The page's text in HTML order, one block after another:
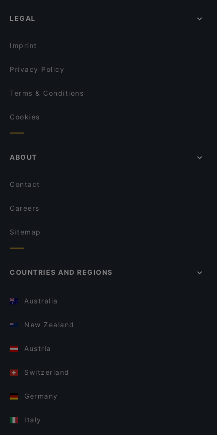
Mak Mixology
I Corrieri Cocktail Bar & Sushi
La Tavernetta del Vicoletto
Dog-friendly Restaurants in Palermo
LEGAL
Imprint
Privacy Policy
Terms & Conditions
Cookies
ABOUT
Contact
Careers
Sitemap
COUNTRIES AND REGIONS
Australia
New Zealand
Austria
Switzerland
Germany
Italy